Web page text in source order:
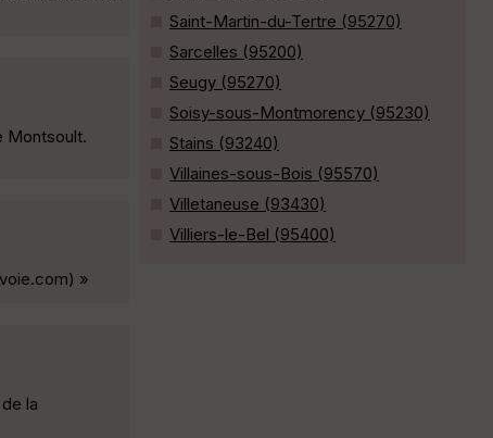
Montsoult.
»
la
Saint-Martin-du-Tertre (95270)
Sarcelles (95200)
Seugy (95270)
Soisy-sous-Montmorency (95230)
Stains (93240)
Villaines-sous-Bois (95570)
Villetaneuse (93430)
Villiers-le-Bel (95400)